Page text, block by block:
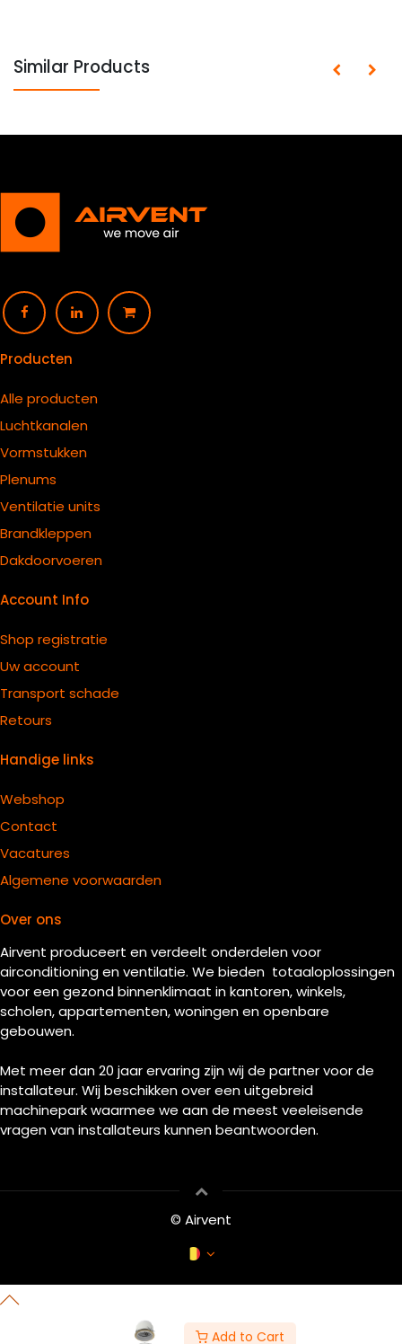
Add to Cart
Similar Products
Producten
Alle producten
Luchtkanalen
Vormstukken
Plenums
Ventilatie units
Brandkleppen
Dakdoorvoeren
Account Info
Shop registratie
Uw account
Transport schade
Retours
Handige links
Webshop
Contact
Vacatures
Algemene voorwaarden
Over ons
Airvent produceert en verdeelt onderdelen voor
airconditioning en ventilatie. We bieden totaaloplossingen
voor een gezond binnenklimaat in kantoren, winkels,
scholen, appartementen, woningen en openbare
gebouwen.
Met meer dan 20 jaar ervaring zijn wij de partner voor de
installateur. Wij beschikken over een uitgebreid
machinepark waarmee we aan de meest veeleisende
vragen van installateurs kunnen beantwoorden.
© Airvent